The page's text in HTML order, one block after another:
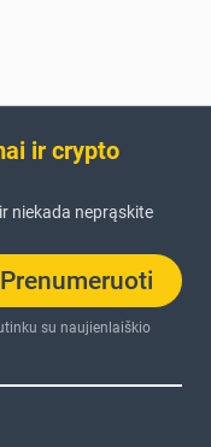
ir crypto
niekada neprąskite
Prenumeruoti
su naujienlaiškio